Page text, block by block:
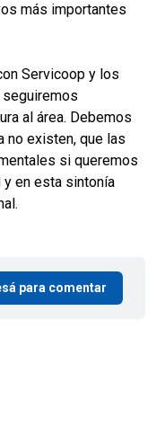
más importantes
Servicoop y los
al área. Debemos
no existen, que las
si queremos
y en esta sintonía
para comentar